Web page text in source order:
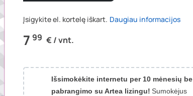
Įsigykite el. kortelę iškart. Daugiau informacijos
7 99 € / vnt.
Išsimokėkite internetu per 10 mėnesių be
pabrangimo su Artea lizingu! Sumokėjus